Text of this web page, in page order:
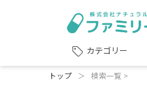
カテゴリー
トップ ＞ 検索一覧 >